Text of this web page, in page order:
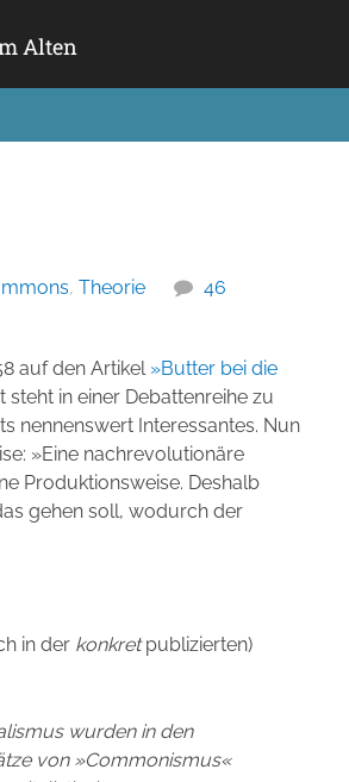
Alten
, Theorie
46
auf den Artikel »Butter bei die
steht in einer Debattenreihe zu
nennenswert Interessantes. Nun
»Eine nachrevolutionäre
Produktionsweise. Deshalb
gehen soll, wodurch der
in der konkretpublizierten)
wurden in den
von »Commonismus«